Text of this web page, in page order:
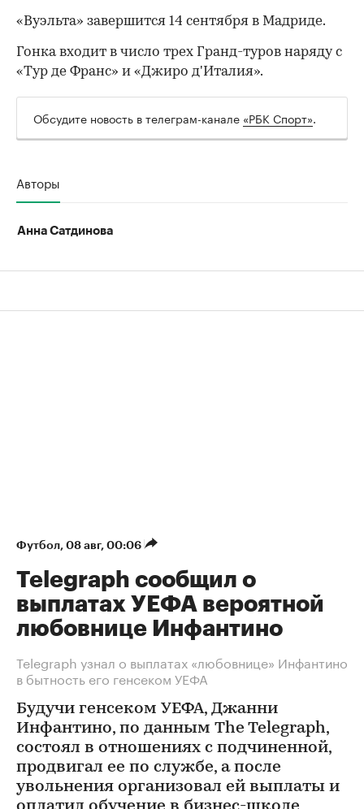
00:00 / 00:00
«Вуэльта» завершится 14 сентября в Мадриде.
Гонка входит в число трех Гранд-туров наряду с
«Тур де Франс» и «Джиро д'Италия».
Обсудите новость в телеграм-канале «РБК Спорт».
Авторы
Анна Сатдинова
Футбол⁠, 08 авг, 00:06
Telegraph сообщил о
выплатах УЕФА вероятной
любовнице Инфантино
Telegraph узнал о выплатах «любовнице» Инфантино
в бытность его генсеком УЕФА
Будучи генсеком УЕФА, Джанни
Инфантино, по данным The Telegraph,
состоял в отношениях с подчиненной,
продвигал ее по службе, а после
увольнения организовал ей выплаты и